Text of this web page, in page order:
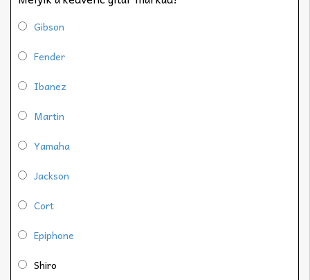
Gibson
Fender
Ibanez
Martin
Yamaha
Jackson
Cort
Epiphone
Shiro